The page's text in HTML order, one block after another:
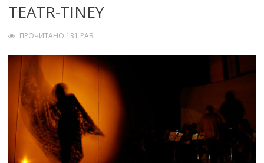
TEATR-TINEY
ПРОЧИТАНО 131 РАЗ